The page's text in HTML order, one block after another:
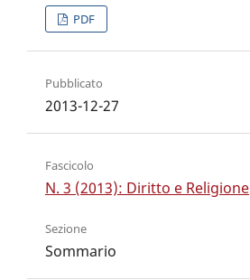
PDF
Pubblicato
2013-12-27
Fascicolo
N. 3 (2013): Diritto e Religione
Sezione
Sommario